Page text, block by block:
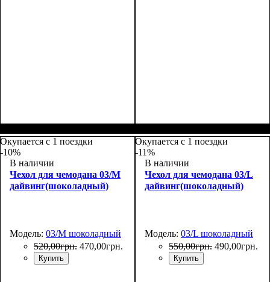
Окупается с 1 поездки
-10%
В наличии
Чехол для чемодана 03/M
дайвинг(шоколадный)
Модель: 03/M шоколадный
520,00грн. 470,00грн.
Купить
Окупается с 1 поездки
-11%
В наличии
Чехол для чемодана 03/L
дайвинг(шоколадный)
Модель: 03/L шоколадный
550,00грн. 490,00грн.
Купить